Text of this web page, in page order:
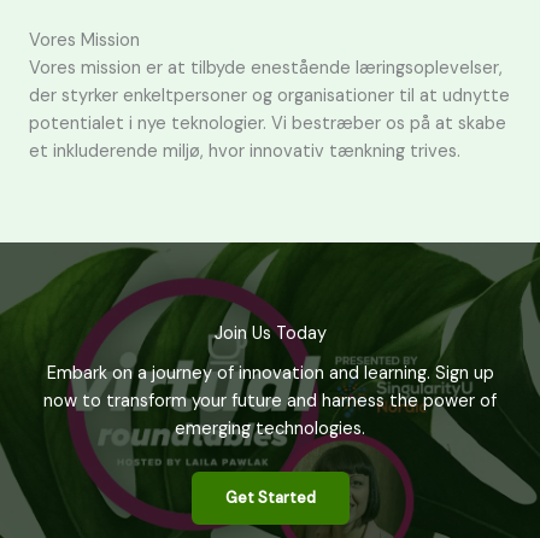
Vores Mission
Vores mission er at tilbyde enestående læringsoplevelser,
der styrker enkeltpersoner og organisationer til at udnytte
potentialet i nye teknologier. Vi bestræber os på at skabe
et inkluderende miljø, hvor innovativ tænkning trives.
Join Us Today
Embark on a journey of innovation and learning. Sign up
now to transform your future and harness the power of
emerging technologies.
Get Started